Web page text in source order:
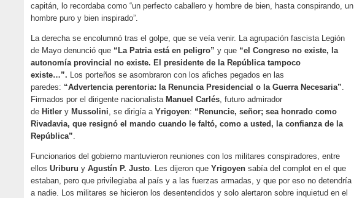
capitán, lo recordaba como “un perfecto caballero y hombre de bien, hasta conspirando, un
hombre puro y bien inspirado”.
La derecha se encolumnó tras el golpe, que se veía venir. La agrupación fascista Legión
de Mayo denunció que “La Patria está en peligro” y que “el Congreso no existe, la
autonomía provincial no existe. El presidente de la República tampoco
existe…”. Los porteños se asombraron con los afiches pegados en las
paredes: “Advertencia perentoria: la Renuncia Presidencial o la Guerra Necesaria”
Firmados por el dirigente nacionalista Manuel Carlés , futuro admirador
de Hitler y Mussolini , se dirigía a Yrigoyen: “Renuncie, señor; sea honrado como
Rivadavia, que resignó el mando cuando le faltó, como a usted, la confianza de la
República”
Funcionarios del gobierno mantuvieron reuniones con los militares conspiradores, entre
ellos Uriburu y Agustín P. Justo . Les dijeron que Yrigoyen sabía del complot en el que
estaban, pero que privilegiaba al país y a las fuerzas armadas, y que por eso no detendría
a nadie. Los militares se hicieron los desentendidos y solo alertaron sobre inquietud en el